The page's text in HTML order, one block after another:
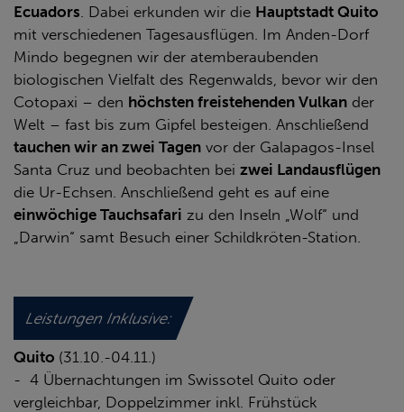
Ecuadors . Dabei erkunden wir die Hauptstadt Quito
mit verschiedenen Tagesausflügen. Im Anden-Dorf
Mindo begegnen wir der atemberaubenden
biologischen Vielfalt des Regenwalds, bevor wir den
Cotopaxi – den höchsten freistehenden Vulkan der
Welt – fast bis zum Gipfel besteigen. Anschließend
tauchen wir an zwei Tagen vor der Galapagos-Insel
Santa Cruz und beobachten bei zwei Landausflügen
die Ur-Echsen. Anschließend geht es auf eine
einwöchige Tauchsafari zu den Inseln „Wolf“ und
„Darwin“ samt Besuch einer Schildkröten-Station.
Leistungen Inklusive:
Quito (31.10.-04.11.)
- 4 Übernachtungen im Swissotel Quito oder
vergleichbar, Doppelzimmer inkl. Frühstück